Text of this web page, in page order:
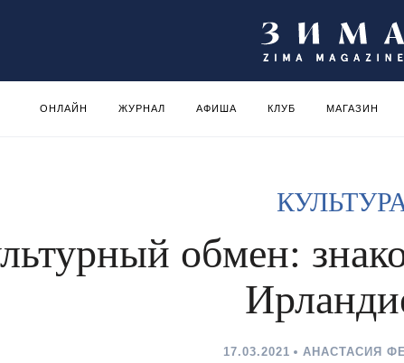
ОНЛАЙН ЖУРНАЛ АФИША КЛУБ МАГАЗИН
обмен:
17.03.2021 АНАСТАСИЯ